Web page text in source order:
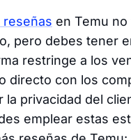
reseñas en Temu
pero debes tener
restringe a los
directo con los
la privacidad del
emplear estas